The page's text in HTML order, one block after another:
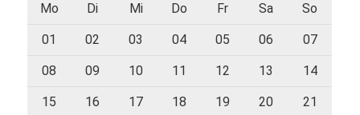
Mo Di Mi Do Fr Sa So
01 02 03 04 05 06 07
08 09 10 11 12 13 14
15 16 17 18 19 20 21